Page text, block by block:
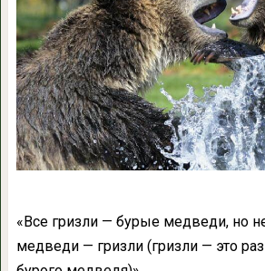
«Все гризли — бурые медведи, но
медведи — гризли (гризли — это